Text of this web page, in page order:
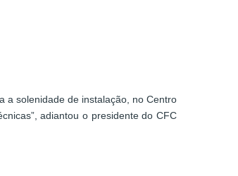
a solenidade de instalação, no Centro
adiantou o presidente do CFC